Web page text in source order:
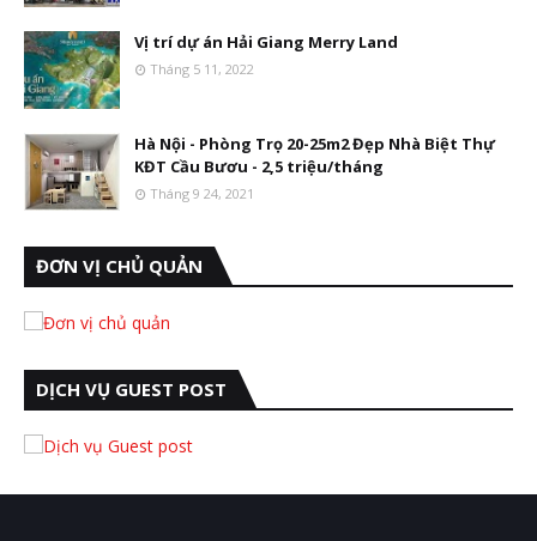
Vị trí dự án Hải Giang Merry Land
Tháng 5 11, 2022
Hà Nội - Phòng Trọ 20-25m2 Đẹp Nhà Biệt Thự
KĐT Cầu Bươu - 2,5 triệu/tháng
Tháng 9 24, 2021
ĐƠN VỊ CHỦ QUẢN
DỊCH VỤ GUEST POST